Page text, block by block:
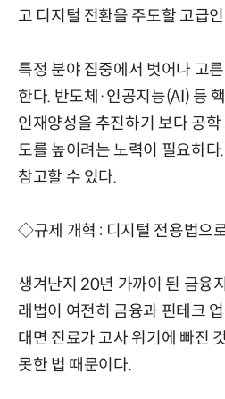
고 디지털 전환을 주도할 고급
특정 분야 집중에서 벗어나 고
한다. 반도체·인공지능(AI) 등
인재양성을 추진하기 보다 공
도를 높이려는 노력이 필요하
참고할 수 있다.
◇규제 개혁 : 디지털 전용법으
생겨난지 20년 가까이 된 금융
래법이 여전히 금융과 핀테크
대면 진료가 고사 위기에 빠진
못한 법 때문이다.